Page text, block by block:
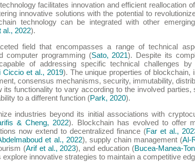
facilitates innovation and efficient reallocation
innovative solutions with the potential to
technology can be integrated with other
al., 2022).
field that encompasses a range of technical
computer programming (Sato, 2021). Despite its
of addressing specific technical challenges
Ciccio et al., 2019). The unique properties of blockchain,
consensus mechanisms, security, immutability,
its functionality to vary according to the involved
to a different function (Park, 2020).
industries beyond its initial associations with
& Cheng, 2022). Blockchain has evolved to offer
now extend to decentralized finance (Far et al.,
et al., 2022), supply chain management (Al-
(Arif et al., 2023), and education (Bucea-Manea-
innovative strategies to maintain a competitive